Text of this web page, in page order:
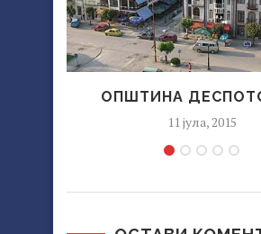
OПШТИНA
11 јула, 2015